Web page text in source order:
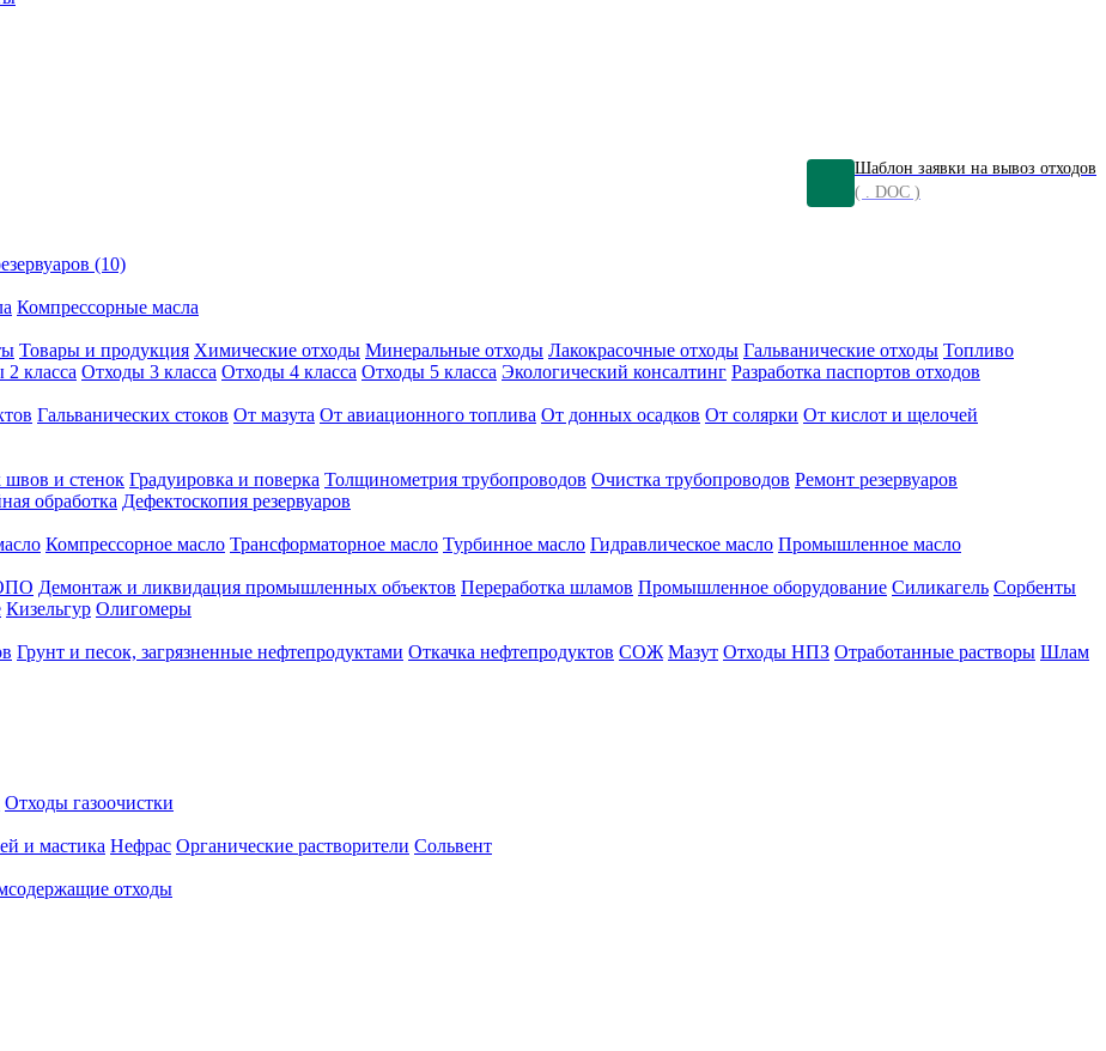
Шаблон заявки на вывоз отходов
( . DOC )
(10)
Компрессорные масла
Товары и продукция Химические отходы Минеральные отходы Лакокрасочные отходы Гальванические отходы Топливо
класса Отходы 3 класса Отходы 4 класса Отходы 5 класса Экологический консалтинг Разработка паспортов отходов
Гальванических стоков От мазута От авиационного топлива От донных осадков От солярки От кислот и щелочей
швов и стенок Градуировка и поверка Толщинометрия трубопроводов Очистка трубопроводов Ремонт резервуаров
обработка Дефектоскопия резервуаров
Компрессорное масло Трансформаторное масло Турбинное масло Гидравлическое масло Промышленное масло
Демонтаж и ликвидация промышленных объектов Переработка шламов Промышленное оборудование Силикагель Сорбенты
Кизельгур Олигомеры
Грунт и песок, загрязненные нефтепродуктами Откачка нефтепродуктов СОЖ Мазут Отходы НПЗ Отработанные растворы Шлам
Отходы газоочистки
и мастика Нефрас Органические растворители Сольвент
отходы